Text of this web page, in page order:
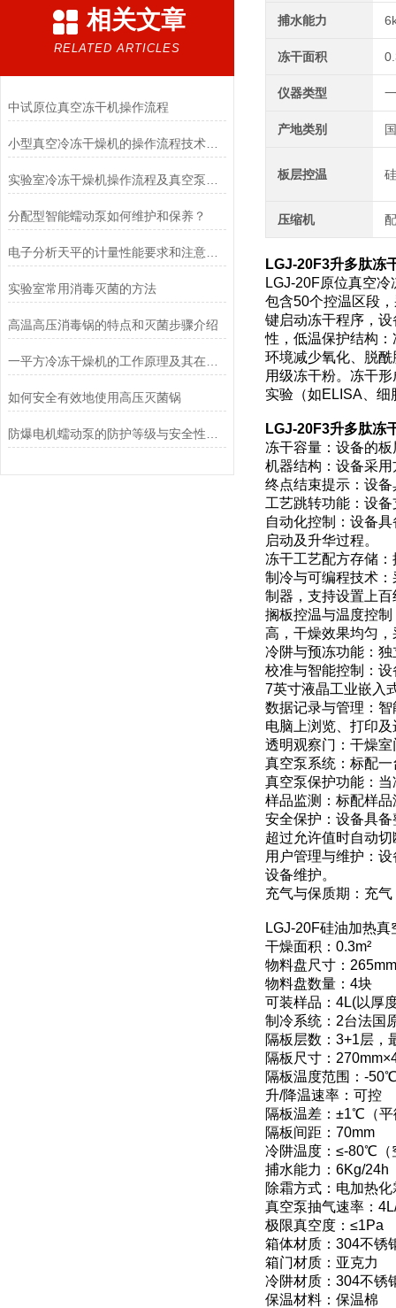
相关文章
RELATED ARTICLES
中试原位真空冻干机操作流程
小型真空冷冻干燥机的操作流程技术详解
分配型智能蠕动泵如何维护和保养？
电子分析天平的计量性能要求和注意事项说明
实验室常用消毒灭菌的方法
高温高压消毒锅的特点和灭菌步骤介绍
一平方冷冻干燥机的工作原理及其在材料科学中的重要性
如何安全有效地使用高压灭菌锅
捕水能力
冻干面积
仪器类型
产地类别
板层控温
压缩机
LGJ-20F3升多肽冻
LGJ-20F原位真空
包含50个控温区段
键启动冻干程序，
性，低温保护结构
环境减少氧化、脱
用级冻干粉。冻干
实验（如ELISA、
LGJ-20F3升多肽冻
冻干容量：设备的
机器结构：设备采
终点结束提示：设
工艺跳转功能：设
自动化控制：设备
启动及升华过程。
冻干工艺配方存储
制冷与可编程技术
制器，支持设置上
搁板控温与温度控
高，干燥效果均匀
冷阱与预冻功能：
校准与智能控制：
7英寸液晶工业嵌入
数据记录与管理：
电脑上浏览、打印
透明观察门：干燥
真空泵系统：标配
真空泵保护功能：
样品监测：标配样
安全保护：设备具
超过允许值时自动
用户管理与维护：
设备维护。
充气与保质期：充
LGJ-20F硅油加热
干燥面积：0.3m²
物料盘尺寸：
物料盘数量：4块
可装样品：4L(以厚
制冷系统：2台法国
隔板层数：3+1层，
隔板尺寸：
隔板温度范围：-
升/降温速率：可控
隔板温差：±1℃（平
隔板间距：70mm
冷阱温度：≤-80℃（
捕水能力：6Kg/24h
除霜方式：电加热化
真空泵抽气速率：
极限真空度：≤1Pa
箱体材质：304不锈
箱门材质：亚克力
冷阱材质：304不锈
保温材料：保温棉